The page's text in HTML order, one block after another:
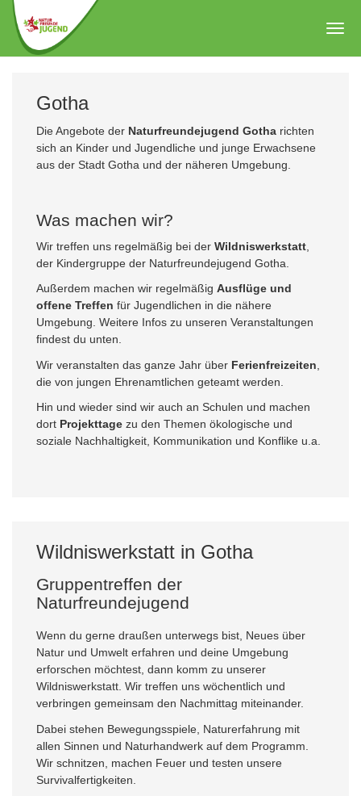
Zum
Hauptinhalt
springen
Gotha
Die Angebote der Naturfreundejugend Gotha richten
sich an Kinder und Jugendliche und junge Erwachsene
aus der Stadt Gotha und der näheren Umgebung.
Was machen wir?
Wir treffen uns regelmäßig bei der Wildniswerkstatt
der Kindergruppe der Naturfreundejugend Gotha.
Außerdem machen wir regelmäßig Ausflüge und
offene Treffen für Jugendlichen in die nähere
Umgebung. Weitere Infos zu unseren Veranstaltungen
findest du unten.
Wir veranstalten das ganze Jahr über Ferienfreizeiten
die von jungen Ehrenamtlichen geteamt werden.
Hin und wieder sind wir auch an Schulen und machen
dort Projekttage zu den Themen ökologische und
soziale Nachhaltigkeit, Kommunikation und Konflike u.a.
Wildniswerkstatt in Gotha
Gruppentreffen der
Naturfreundejugend
Wenn du gerne draußen unterwegs bist, Neues über
Natur und Umwelt erfahren und deine Umgebung
erforschen möchtest, dann komm zu unserer
Wildniswerkstatt. Wir treffen uns wöchentlich und
verbringen gemeinsam den Nachmittag miteinander.
Dabei stehen Bewegungsspiele, Naturerfahrung mit
allen Sinnen und Naturhandwerk auf dem Programm.
Wir schnitzen, machen Feuer und testen unsere
Survivalfertigkeiten.